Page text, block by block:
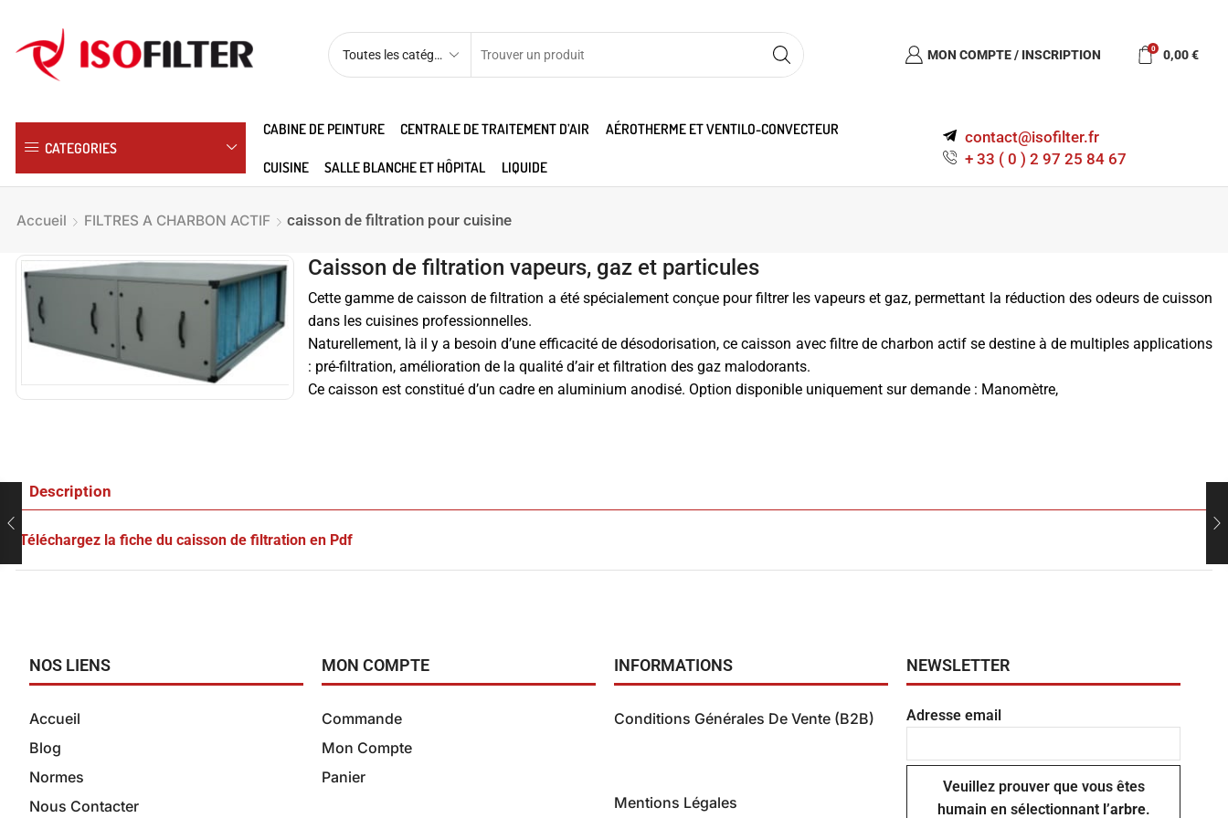
MON COMPTE / INSCRIPTION 0 0,00€
CATEGORIES
CABINE DE PEINTURE CENTRALE DE TRAITEMENT D’AIR AÉROTHERME ET VENTILO-CONVECTEUR
CUISINE SALLE BLANCHE ET HÔPITAL LIQUIDE
contact@isofilter.fr
+ 33 ( 0 ) 2 97 25 84 67
Accueil FILTRES A CHARBON ACTIF caisson de filtration pour cuisine
Caisson de filtration vapeurs, gaz et particules
Cette gamme de caisson de filtration a été spécialement conçue pour filtrer les vapeurs et gaz, permettant la réduction des odeurs de cuisson
dans les cuisines professionnelles.
Naturellement, là il y a besoin d’une efficacité de désodorisation, ce caisson avec filtre de charbon actif se destine à de multiples applications
: pré-filtration, amélioration de la qualité d’air et filtration des gaz malodorants.
Ce caisson est constitué d’un cadre en aluminium anodisé. Option disponible uniquement sur demande : Manomètre,
Description
Téléchargez la fiche du caisson de filtration en Pdf
NOS LIENS
Accueil
Blog
Normes
Nous Contacter
MON COMPTE
Commande
Mon Compte
Panier
INFORMATIONS
Conditions Générales De Vente (B2B)
Mentions Légales
NEWSLETTER
Adresse email
Veuillez prouver que vous êtes
humain en sélectionnantl’arbre.